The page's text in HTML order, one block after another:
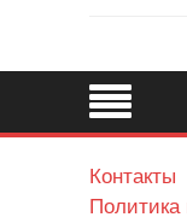
Контакты
Политика